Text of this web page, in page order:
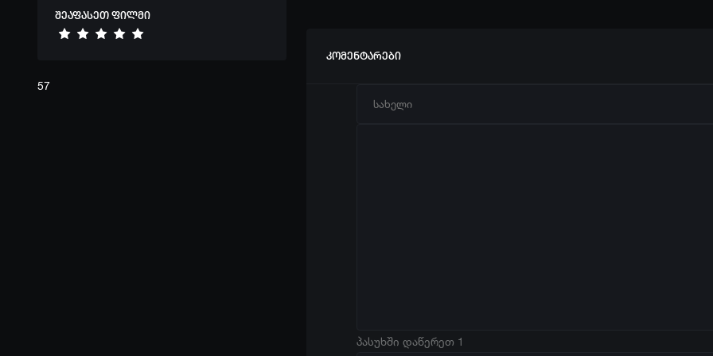
შეაფასეთ ფილმი
57
კომენტარები
პასუხში დაწერეთ 1